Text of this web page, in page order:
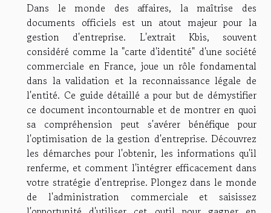
Dans le monde des affaires, la maîtrise des
documents officiels est un atout majeur pour la
gestion d'entreprise. L'extrait Kbis, souvent
considéré comme la "carte d'identité" d'une société
commerciale en France, joue un rôle fondamental
dans la validation et la reconnaissance légale de
l'entité. Ce guide détaillé a pour but de démystifier
ce document incontournable et de montrer en quoi
sa compréhension peut s'avérer bénéfique pour
l'optimisation de la gestion d'entreprise. Découvrez
les démarches pour l'obtenir, les informations qu'il
renferme, et comment l'intégrer efficacement dans
votre stratégie d'entreprise. Plongez dans le monde
de l'administration commerciale et saisissez